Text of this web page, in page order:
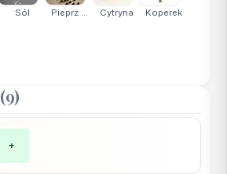
Sól Pieprz ... Cytryna Koperek
(9)
+